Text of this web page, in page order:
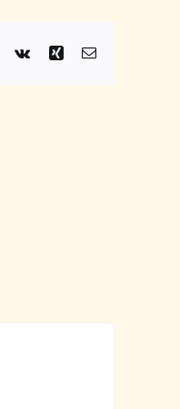
Pinterest
Vk Xing Email